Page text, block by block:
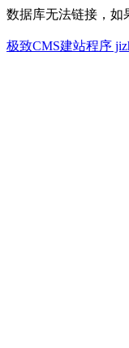
数据库无法链接，如
极致CMS建站程序